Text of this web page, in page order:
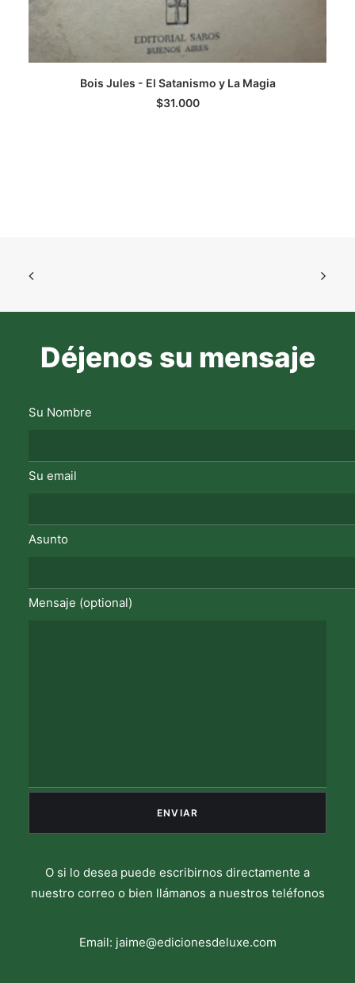
LEER MÁS
Bois Jules - El Satanismo y La Magia
$31.000
Déjenos su mensaje
Su Nombre
Su email
Asunto
Mensaje (optional)
O si lo desea puede escribirnos directamente a
nuestro correo o bien llámanos a nuestros teléfonos
Email: jaime@edicionesdeluxe.com